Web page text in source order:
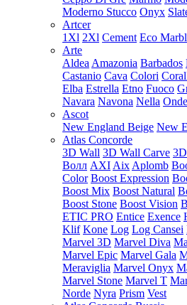
Moderno Stucco Onyx
Artcer
1Xl 2Xl Cement Eco
Arte
Aldea Amazonia Barbados
Castanio Cava Colori
Elba Estrella Etno Fuoco
Navara Navona Nella Onde
Ascot
New England Beige New
Atlas Concorde
3D Wall 3D Wall Carve
Волл AXI Aix Aplomb
Color Boost Expression
Boost Mix Boost Natural
Boost Stone Boost Vision
ETIC PRO Entice Exence
Klif Kone Log Log Cansei
Marvel 3D Marvel Diva
Marvel Epic Marvel Gala
Meraviglia Marvel Onyx
Marvel Stone Marvel T
Norde Nyra Prism Vest